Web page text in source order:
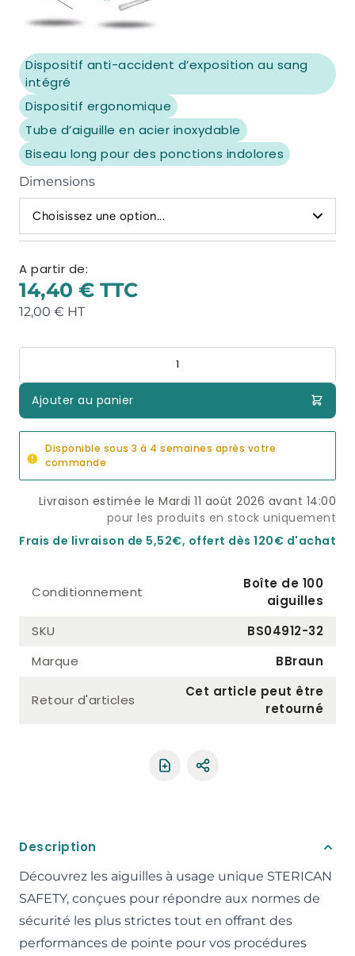
Dispositif anti-accident d’exposition au sang
intégré
Dispositif ergonomique
Tube d’aiguille en acier inoxydable
Biseau long pour des ponctions indolores
Dimensions
Choisissez une option...
A partir de:
14,40 €
12,00 €
Ajouter au panier
Disponible sous 3 à 4 semaines après votre
commande
Livraison estimée le Mardi 11 août 2026 avant 14:00
pour les produits en stock uniquement
Frais de livraison de 5,52€, offert dès 120€ d'achat
Conditionnement
Boîte de 100
aiguilles
SKU
BS04912-32
Marque
BBraun
Retour d'articles
Cet article peut être
retourné
Partager le produit
Description
Découvrez les aiguilles à usage unique STERICAN
SAFETY, conçues pour répondre aux normes de
sécurité les plus strictes tout en offrant des
performances de pointe pour vos procédures